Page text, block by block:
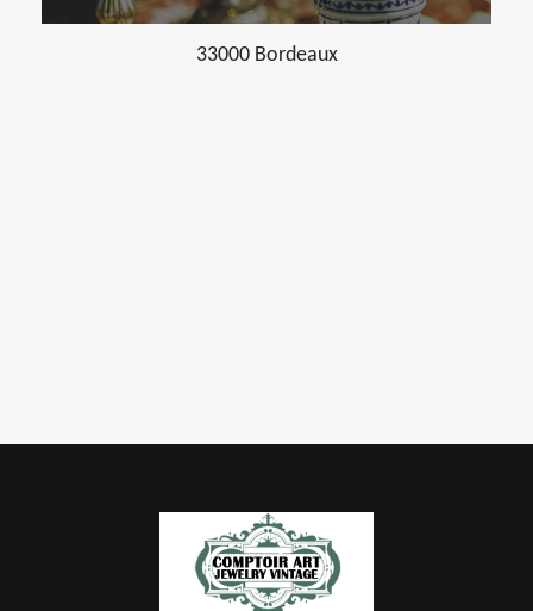
33000 Bordeaux